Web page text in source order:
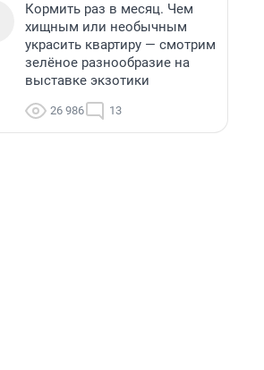
Кормить раз в месяц. Чем
хищным или необычным
украсить квартиру — смотрим
зелёное разнообразие на
выставке экзотики
26 986 13